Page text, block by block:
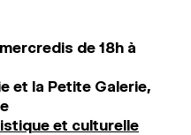
de 18h à
et la Petite Galerie,
et culturelle